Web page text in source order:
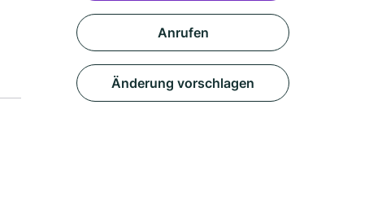
Anrufen
Änderung vorschlagen